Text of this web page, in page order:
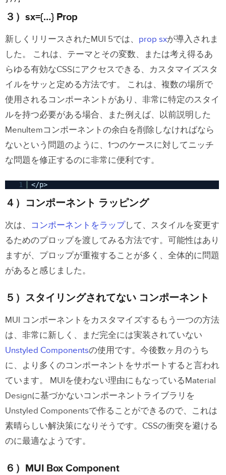
３）sx={…} Prop
新しくリリースされたMUI 5では、 prop sxが導入されま
した。 これは、テーマとその変数、または考え得るあ
らゆる有効なCSSにアクセスできる、カスタマイズスタ
イルをサッと定める方法です。
これは、複数の場所で
使用されるコンポーネントがあり、非常に特定のスタイ
ルを持つ必要がある場合、また例えば、以前説明した
MenuItemコンポーネントの余白を削除しなければなら
ないという問題のように、1つのケースに対してニッチ
な問題を修正するのに非常に便利です。
1 </p>
４）コンポーネント ラッピング
次は、 コンポーネントをラップして、スタイルを変更す
るためのプロップを渡してみる方法です。可能性はあり
ますが、プロップが重複することが多く、全体的に問題
があると感じました。
５）スタイリングされてない コンポーネント
MUI コンポーネントをカスタマイズするもう一つの方法
は、非常に新しく、まだ完全には実装されていない
Unstyled Componentsの使用です。今後数ヶ月のうち
に、より多くのコンポーネントをサポートすると言われ
ています。
MUIを使わない理由にもなっているMaterial
Designに基づかないコンポーネントライブラリを
Unstyled Componentsで作ることができるので、これは
素晴らしい解決策になりそうです。CSSの衝突を避ける
のに最適なようです。
６）MUI Box Component